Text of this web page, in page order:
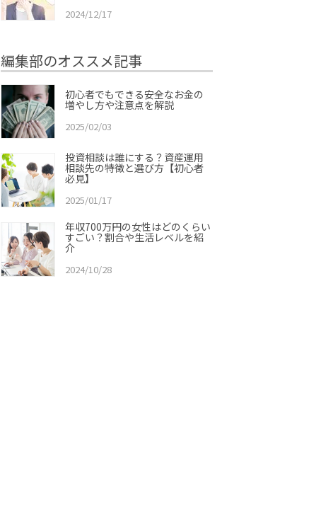
2024/12/17
編集部のオススメ記事
初心者でもできる安全なお金の
増やし方や注意点を解説
2025/02/03
投資相談は誰にする？資産運用
相談先の特徴と選び方【初心者
必見】
2025/01/17
年収700万円の女性はどのくらい
すごい？割合や生活レベルを紹
介
2024/10/28